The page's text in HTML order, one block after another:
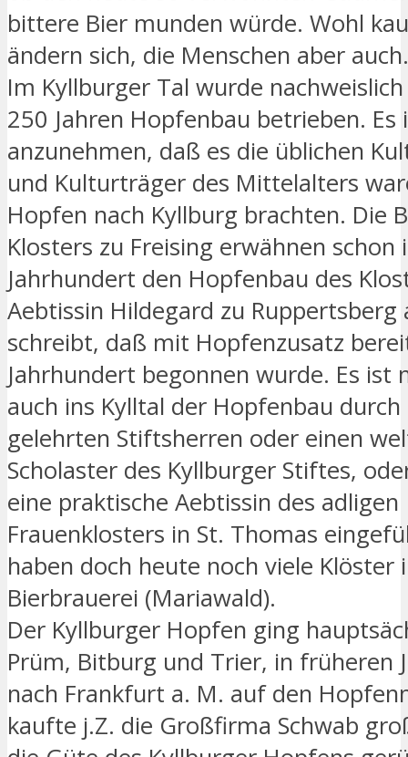
bittere Bier munden würde. Wohl
ändern sich, die Menschen aber auch.
Im Kyllburger Tal wurde
250 Jahren Hopfenbau betrieben. Es
anzunehmen, daß es die üblichen
und Kulturträger des Mittelalters
Hopfen nach Kyllburg brachten. Die
Klosters zu Freising erwähnen schon
Jahrhundert den Hopfenbau des
Aebtissin Hildegard zu Ruppertsberg
schreibt, daß mit Hopfenzusatz
Jahrhundert begonnen wurde. Es ist
auch ins Kylltal der Hopfenbau durch
gelehrten Stiftsherren oder einen
Scholaster des Kyllburger Stiftes,
eine praktische Aebtissin des adligen
Frauenklosters in St. Thomas
haben doch heute noch viele Klöster
Bierbrauerei (Mariawald).
Der Kyllburger Hopfen ging
Prüm, Bitburg und Trier, in früheren
nach Frankfurt a. M. auf den
kaufte j.Z. die Großfirma Schwab